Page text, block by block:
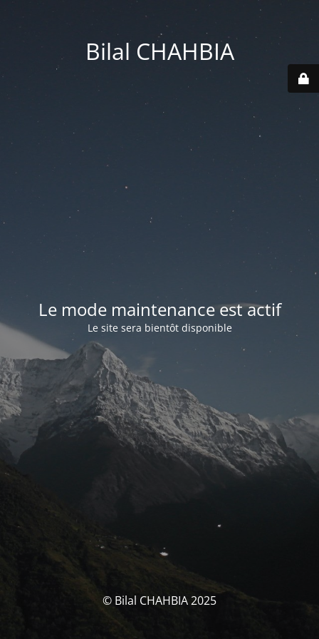
Bilal CHAHBIA
Le mode maintenance est actif
Le site sera bientôt disponible
© Bilal CHAHBIA 2025